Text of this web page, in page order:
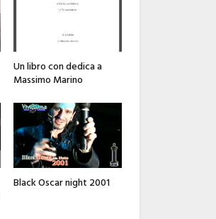
Un libro con dedica a
Massimo Marino
Black Oscar night 2001